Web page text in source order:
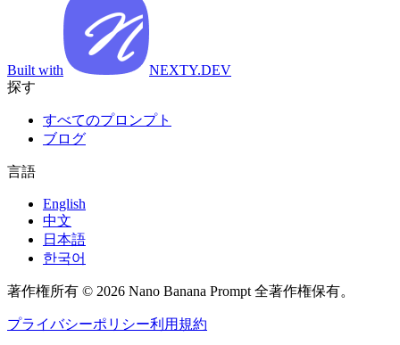
Built with
NEXTY.DEV
探す
すべてのプロンプト
ブログ
言語
English
中文
日本語
한국어
著作権所有 © 2026 Nano Banana Prompt 全著作権保有。
プライバシーポリシー利用規約